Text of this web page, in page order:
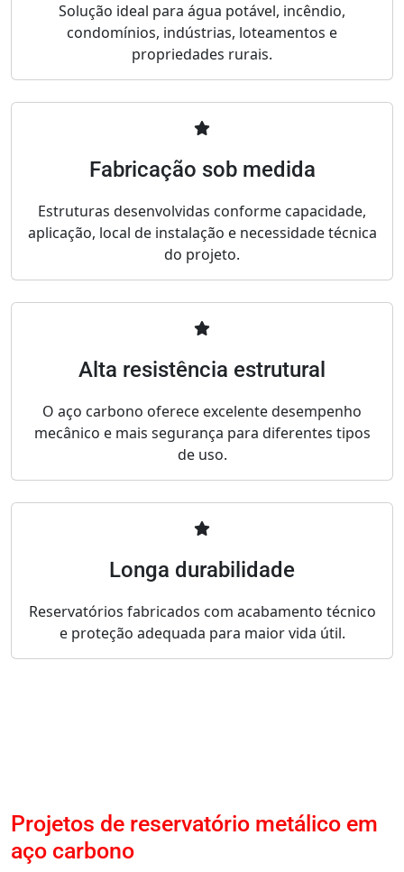
Solução ideal para água potável, incêndio,
condomínios, indústrias, loteamentos e
propriedades rurais.
Fabricação sob medida
Estruturas desenvolvidas conforme capacidade,
aplicação, local de instalação e necessidade técnica
do projeto.
Alta resistência estrutural
O aço carbono oferece excelente desempenho
mecânico e mais segurança para diferentes tipos
de uso.
Longa durabilidade
Reservatórios fabricados com acabamento técnico
e proteção adequada para maior vida útil.
Projetos de reservatório metálico em
aço carbono